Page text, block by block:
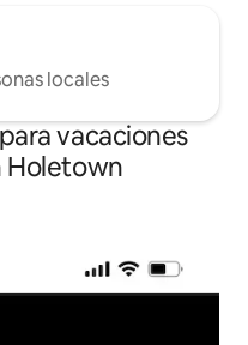
locales
vacaciones
Holetown